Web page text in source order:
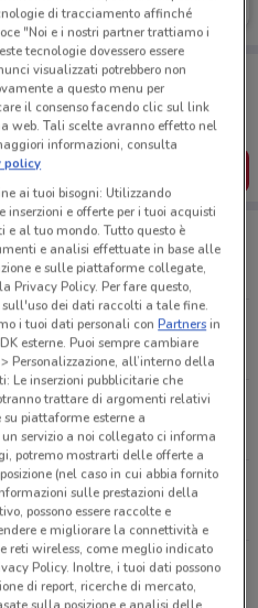
sempre con te!
offerte dei negozi vicino a te,
lista del risparmio, comodamente
SCARICA L’APP
Roma
48 Roma
di tracciamento affinché
"Noi e i nostri partner trattiamo i
tecnologie dovessero essere
visualizzati potrebbero non
a questo menu per
il consenso facendo clic sul link
web. Tali scelte avranno effetto nel
informazioni, consulta
policy
ai tuoi bisogni: Utilizzando
inserzioni e offerte per i tuoi acquisti
al tuo mondo. Tutto questo è
e analisi effettuate in base alle
e sulle piattaforme collegate,
Privacy Policy. Per fare questo,
sull'uso dei dati raccolti a tale fine.
i tuoi dati personali conPartnersin
esterne. Puoi sempre cambiare
Personalizzazione, all’interno della
Le inserzioni pubblicitarie che
trattare di argomenti relativi
piattaforme esterne a
servizio a noi collegato ci informa
potremo mostrarti delle offerte a
(nel caso in cui abbia fornito
sulle prestazioni della
possono essere raccolte e
e migliorare la connettività e
reti wireless, come meglio indicato
Policy. Inoltre, i tuoi dati possono
di report, ricerche di mercato,